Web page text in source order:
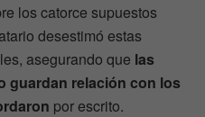
los catorce supuestos
desestimó estas
asegurando que las
guardan relación con los
por escrito.